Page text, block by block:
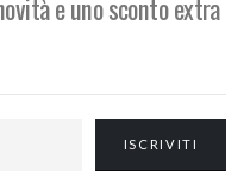
e uno sconto extra